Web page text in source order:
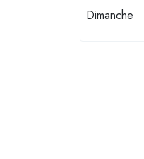
Dimanche